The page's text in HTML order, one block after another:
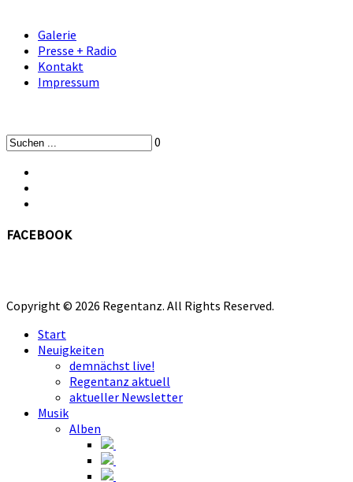
Galerie
Presse + Radio
Kontakt
Impressum
0
facebook
Copyright © 2026 Regentanz. All Rights Reserved.
Start
Neuigkeiten
demnächst live!
Regentanz aktuell
aktueller Newsletter
Musik
Alben